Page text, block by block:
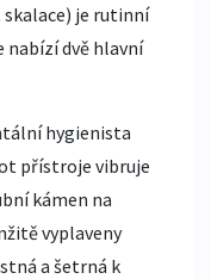
je rutinní
dvě hlavní
hygienista
přístroje vibruje
kámen na
vyplaveny
a šetrná k